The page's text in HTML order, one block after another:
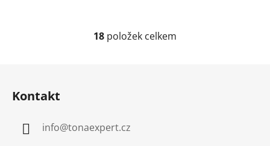
O
18 položek celkem
Kontakt
info@tonaexpert.cz